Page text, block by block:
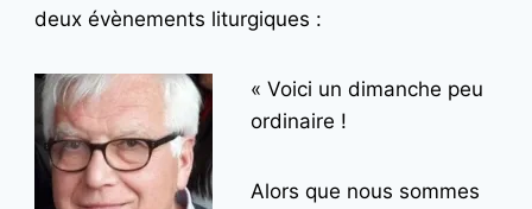
deux évènements liturgiques :
« Voici un dimanche peu
ordinaire !
Alors que nous sommes